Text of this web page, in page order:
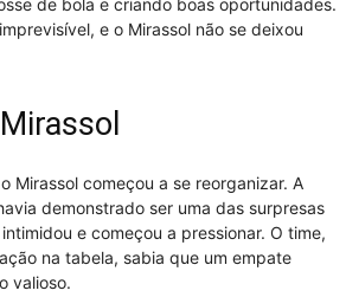
e o Mirassol não se deixou
Mirassol começou a se reorganizar. A
demonstrado ser uma das surpresas
e começou a pressionar. O time,
na tabela, sabia que um empate
valioso.